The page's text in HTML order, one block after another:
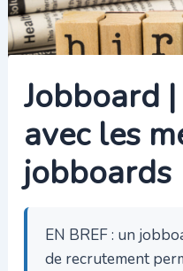
Jobboard
avec les
jobboards
EN BREF : un
de recrutement